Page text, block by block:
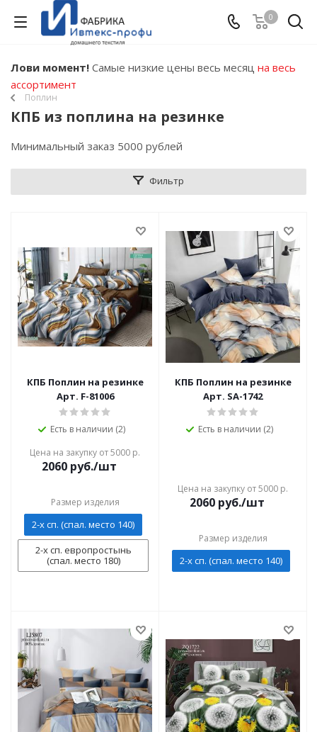
0
Лови момент! Самые низкие цены весь месяц на весь
ассортимент
Поплин
КПБ из поплина на резинке
Минимальный заказ 5000 рублей
Фильтр
КПБ Поплин на резинке
Арт. F-81006
Есть в наличии (2)
Цена на закупку от 5000 р.
2060 руб./шт
Размер изделия
2-х сп. (спал. место 140)
2-х сп. европростынь
(спал. место 180)
КПБ Поплин на резинке
Арт. SA-1742
Есть в наличии (2)
Цена на закупку от 5000 р.
2060 руб./шт
Размер изделия
2-х сп. (спал. место 140)